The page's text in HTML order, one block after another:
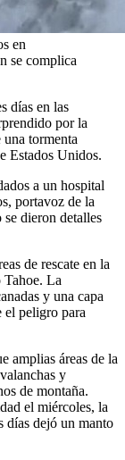
en
se complica
días en las
por la
tormenta
Estados Unidos.
a un hospital
portavoz de la
dieron detalles
de rescate en la
Tahoe. La
y una capa
el peligro para
amplias áreas de la
y
de montaña.
el miércoles, la
días dejó un manto